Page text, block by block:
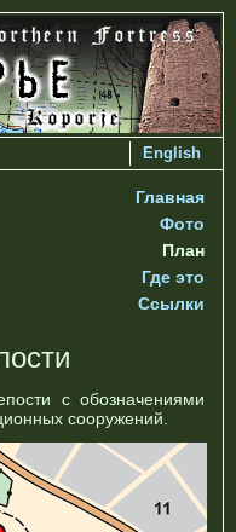
English
Главная
Фото
План
Где это
Ссылки
с обозначениями
сооружений.